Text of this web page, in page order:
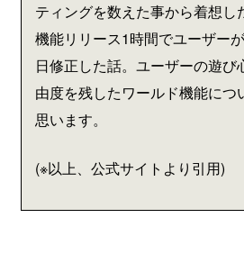
ティングを数えた事から着想し
機能リリース1時間でユーザー
日修正した話。ユーザーの遊び
由度を残したワールド機能につ
思います。
(※以上、公式サイトより引用)